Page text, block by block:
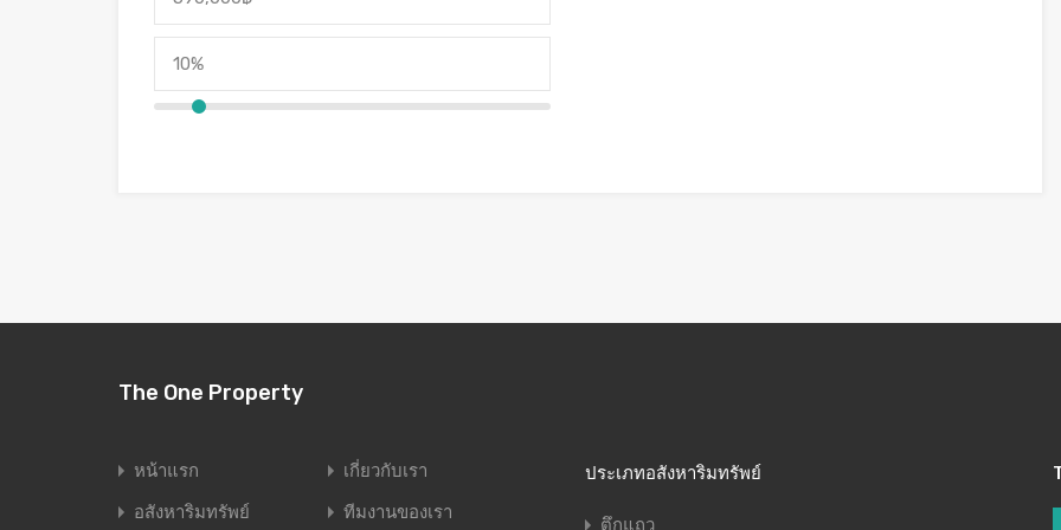
The One Property
หน้าแรก
เกี่ยวกับเรา
อสังหาริมทรัพย์
ทีมงานของเรา
ประเภทอสังหาริมทรัพย์
ตึกแถว